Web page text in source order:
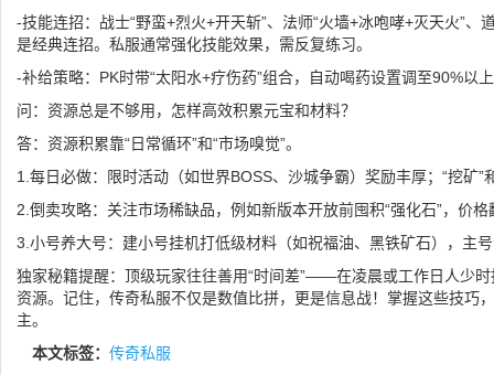
-技能连招：战士“野蛮+烈火+开天斩”、法师“火墙+冰咆哮+灭天火”、
是经典连招。私服通常强化技能效果，需反复练习。
-补给策略：PK时带“太阳水+疗伤药”组合，自动喝药设置调至90%以
问：资源总是不够用，怎样高效积累元宝和材料？
答：资源积累靠“日常循环”和“市场嗅觉”。
1.每日必做：限时活动（如世界BOSS、沙城争霸）奖励丰厚；“挖矿”
2.倒卖攻略：关注市场稀缺品，例如新版本开放前囤积“强化石”，价
3.小号养大号：建小号挂机打低级材料（如祝福油、黑铁矿石），主
独家秘籍提醒：顶级玩家往往善用“时间差”——在凌晨或工作日人少
资源。记住，传奇私服不仅是数值比拼，更是信息战！掌握这些技巧
主。
本文标签： 传奇私服